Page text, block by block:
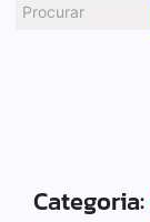
Categoria: